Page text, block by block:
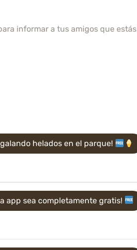
informar a tus amigos que estás
helados en el parque!
app sea completamente gratis!